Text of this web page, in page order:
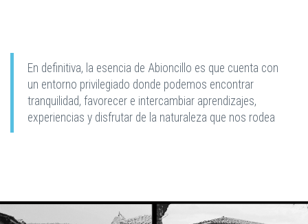
En definitiva, la esencia de Abioncillo es que cuenta con
un entorno privilegiado donde podemos encontrar
tranquilidad, favorecer e intercambiar aprendizajes,
experiencias y disfrutar de la naturaleza que nos rodea